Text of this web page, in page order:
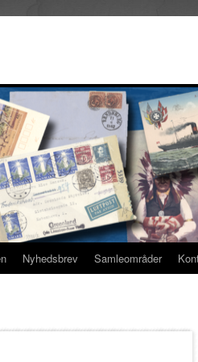
Nyhedsbrev Samleområder